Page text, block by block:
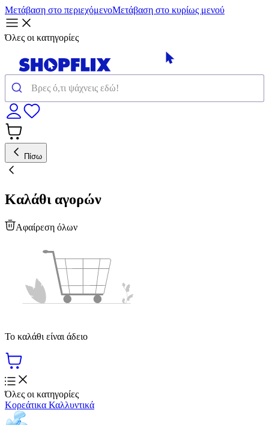
Μετάβαση στο περιεχόμενοΜετάβαση στο κυρίως μενού
Όλες οι κατηγορίες
Πίσω
Καλάθι αγορών
Αφαίρεση όλων
Το καλάθι είναι άδειο
Όλες οι κατηγορίες
Κορεάτικα Καλλυντικά